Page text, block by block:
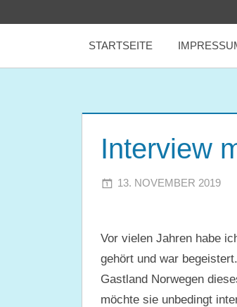
books
STARTSEITE
Interview
13. NOVEMBER 2019
Vor vielen Jahren habe
gehört und war
Gastland Norwegen
möchte sie unbedingt